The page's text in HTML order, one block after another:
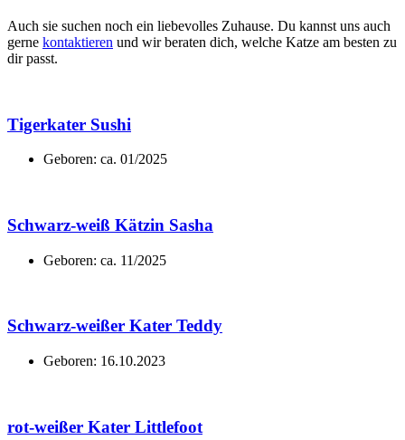
Auch sie suchen noch ein liebevolles Zuhause. Du kannst uns auch
gerne kontaktieren und wir beraten dich, welche Katze am besten zu
dir passt.
Tigerkater Sushi
Geboren: ca. 01/2025
Schwarz-weiß Kätzin Sasha
Geboren: ca. 11/2025
Schwarz-weißer Kater Teddy
Geboren: 16.10.2023
rot-weißer Kater Littlefoot